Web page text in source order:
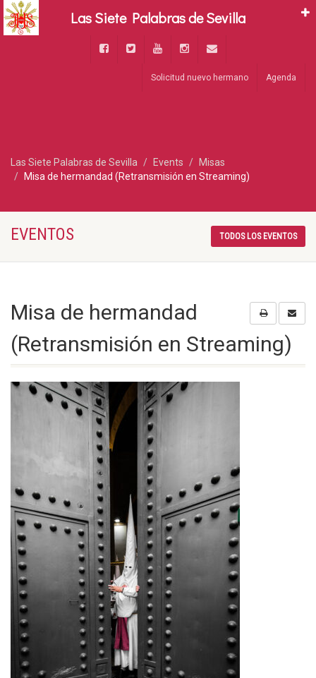
Solicitud nuevo hermano Agenda
Las Siete Palabras de Sevilla Events
Misas
Misa de hermandad (Retransmisión en Streaming)
EVENTOS TODOS LOS EVENTOS
Misa de hermandad
(Retransmisión en Streaming)
Las Siete Palabras de Sevilla